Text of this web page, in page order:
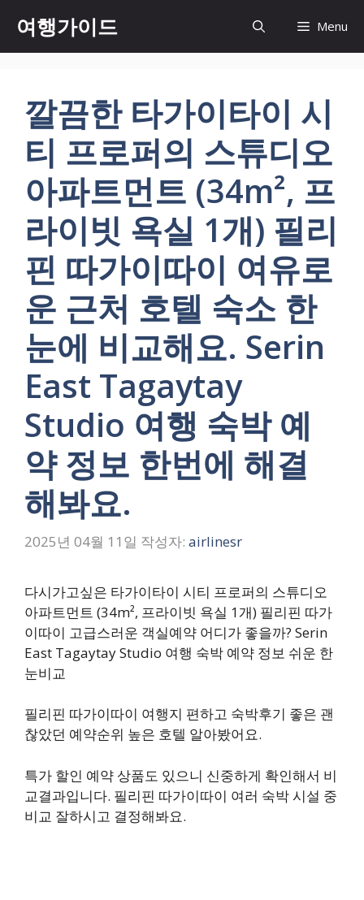
츠
여행가이드 Menu
깔끔한 타가이타이 시
티 프로퍼의 스튜디오
아파트먼트 (34m², 프
라이빗 욕실 1개) 필리
핀 따가이따이 여유로
운 근처 호텔 숙소 한
눈에 비교해요. Serin
East Tagaytay
Studio 여행 숙박 예
약 정보 한번에 해결
해봐요.
2025년 04월 11일 작성자: airlinesr
다시가고싶은 타가이타이 시티 프로퍼의 스튜디오
아파트먼트 (34m², 프라이빗 욕실 1개) 필리핀 따가
이따이 고급스러운 객실예약 어디가 좋을까? Serin
East Tagaytay Studio 여행 숙박 예약 정보 쉬운 한
눈비교
필리핀 따가이따이 여행지 편하고 숙박후기 좋은 괜
찮았던 예약순위 높은 호텔 알아봤어요.
특가 할인 예약 상품도 있으니 신중하게 확인해서 비
교결과입니다. 필리핀 따가이따이 여러 숙박 시설 중
비교 잘하시고 결정해봐요.